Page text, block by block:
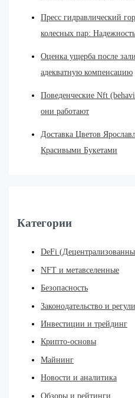
Пресс гидравлический
колесных пар:
Оценка ущерба после
адекватную компенсацию
Поведенческие Nft
они работают
Доставка Цветов
Красивыми Букетами
Категории
DeFi
NFT и метавселенные
Безопасность
Законодательство и
Инвестиции и трейдинг
Крипто-основы
Майнинг
Новости и аналитика
Обзоры и рейтинги